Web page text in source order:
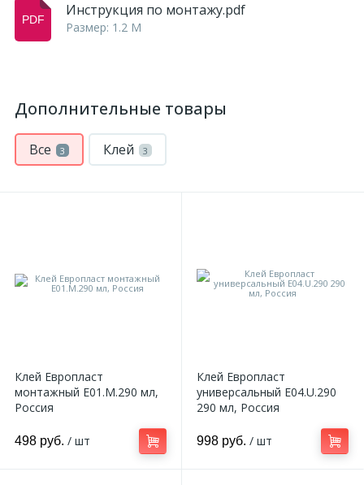
Инструкция по монтажу.pdf
Размер: 1.2 M
Дополнительные товары
Все 3 Клей 3
Клей Европласт
монтажный E01.M.290 мл,
Россия
498 руб. / шт
Клей Европласт
универсальный E04.U.290
290 мл, Россия
998 руб. / шт